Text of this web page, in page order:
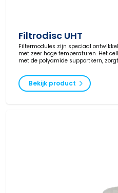
Filtrodisc UHT
Filtermodules zijn speciaal
met zeer hoge temperaturen. Het
met de polyamide supportkern,
Bekijk product